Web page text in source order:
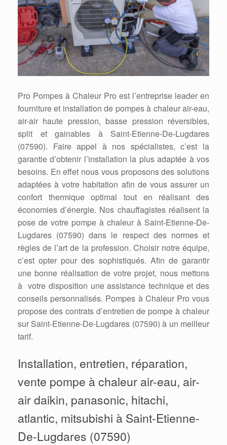
Pro Pompes à Chaleur Pro est l’entreprise leader en
fourniture et installation de pompes à chaleur air-eau,
air-air haute pression, basse pression réversibles,
split et gainables à Saint-Etienne-De-Lugdares
(07590). Faire appel à nos spécialistes, c’est la
garantie d’obtenir l’installation la plus adaptée à vos
besoins. En effet nous vous proposons des solutions
adaptées à votre habitation afin de vous assurer un
confort thermique optimal tout en réalisant des
économies d’énergie. Nos chauffagistes réalisent la
pose de votre pompe à chaleur à Saint-Etienne-De-
Lugdares (07590) dans le respect des normes et
règles de l’art de la profession. Choisir notre équipe,
c’est opter pour des sophistiqués. Afin de garantir
une bonne réalisation de votre projet, nous mettons
à votre disposition une assistance technique et des
conseils personnalisés. Pompes à Chaleur Pro vous
propose des contrats d’entretien de pompe à chaleur
sur Saint-Etienne-De-Lugdares (07590) à un meilleur
tarif.
Installation, entretien, réparation,
vente pompe à chaleur air-eau, air-
air daikin, panasonic, hitachi,
atlantic, mitsubishi à Saint-Etienne-
De-Lugdares (07590)